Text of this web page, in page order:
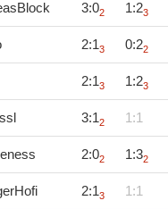
3:02 1:23
2:13 0:22
2:13 1:23
3:12 1:1
2:02 1:32
2:13 1:1